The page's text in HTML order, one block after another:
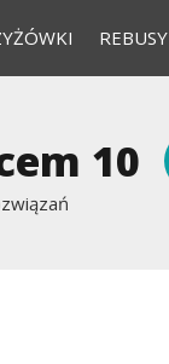
REBUSY
10